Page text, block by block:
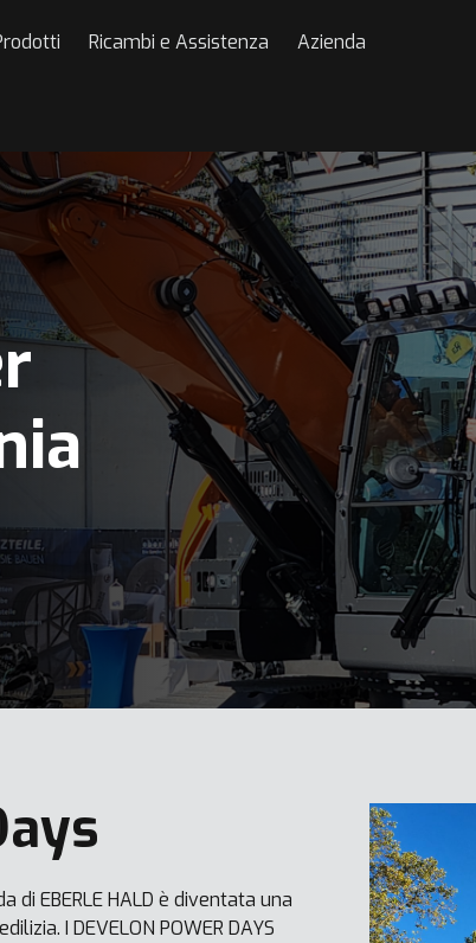
Ricambi e Assistenza Azienda
EBERLE HALD è diventata una
I DEVELON POWER DAYS